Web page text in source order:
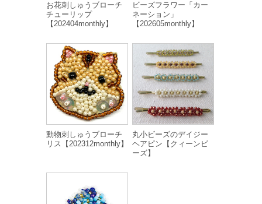
お花刺しゅうブローチ
チューリップ
【202404monthly】
ビーズフラワー「カー
ネーション」
【202605monthly】
動物刺しゅうブローチ
リス【202312monthly】
丸小ビーズのデイジー
ヘアピン【クィーンビ
ーズ】